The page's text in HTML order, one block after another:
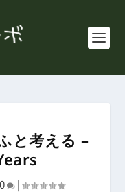
と考える –
0 |